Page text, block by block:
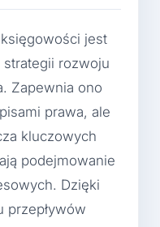
jest
strategii rozwoju
Zapewnia ono
prawa, ale
kluczowych
podejmowanie
Dzięki
przepływów